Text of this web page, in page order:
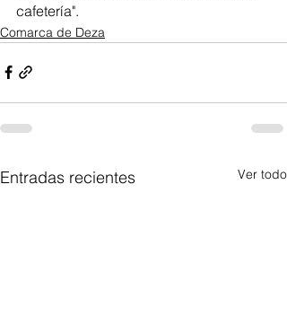
cafetería".
Comarca de Deza
Entradas recientes Ver todo